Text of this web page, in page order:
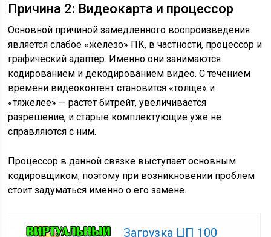
Причина 2: Видеокарта и процессор
Основной причиной замедленного воспроизведения
является слабое «железо» ПК, в частности, процессор и
графический адаптер. Именно они занимаются
кодированием и декодированием видео. С течением
времени видеоконтент становится «толще» и
«тяжелее» — растет битрейт, увеличивается
разрешение, и старые комплектующие уже не
справляются с ним.
Процессор в данной связке выступает основным
кодировщиком, поэтому при возникновении проблем
стоит задуматься именно о его замене.
Загрузка ЦП 100